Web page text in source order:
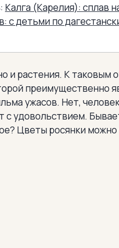
Калга (Карелия): сплав
с детьми по
и растения. К таковым
преимущественно
ужасов. Нет,
с удовольствием.
Цветы росянки